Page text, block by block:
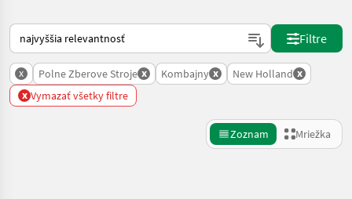
Takto sa vykonáva triedenie na Landwirt.com
Filtre
x Polne Zberove Stroje x Kombajny x New Holland x
x Vymazať všetky filtre
Zoznam Mriežka